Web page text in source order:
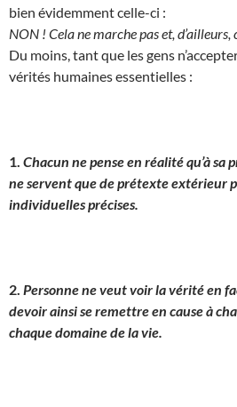
bien évidemment celle-ci :
NON ! Cela ne marche pas et,
Du moins, tant que les gens
vérités humaines essentielles :
1. Chacun ne pense en réalité qu’à sa
ne servent que de prétexte extérieur
individuelles précises.
2. Personne ne veut voir la vérité en
devoir ainsi se remettre en cause à
chaque domaine de la vie.